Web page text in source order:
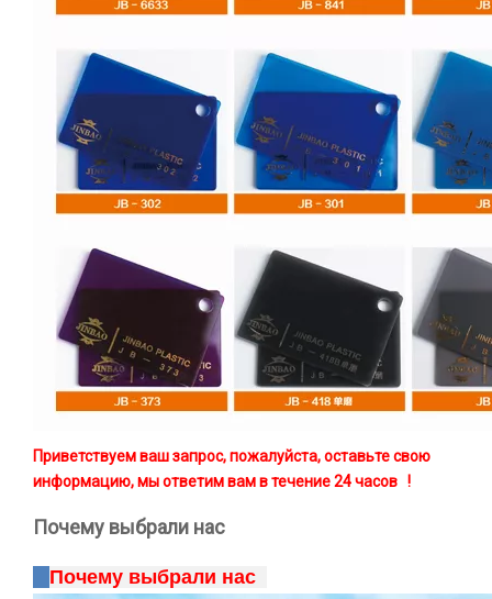
Приветствуем ваш запрос, пожалуйста, оставьте свою
информацию, мы ответим вам в течение 24 часов !
Почему выбрали нас
Почему выбрали нас